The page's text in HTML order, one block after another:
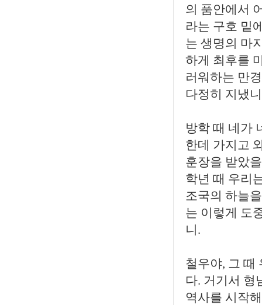
의 품안에서
라는 구호 밑
는 생명의 마
하게 최후를
러워하는 만
다정히 지냈
방학 때 네가
한데 가지고
훈장을 받았
학년 때 우리
조국의 하늘
는 이렇게 도
니.
철우야, 그 때
다. 거기서 형
역사를 시작